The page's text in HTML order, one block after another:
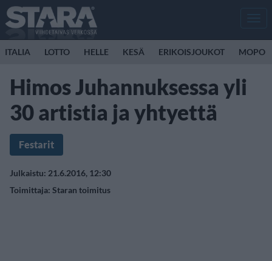
ITALIA LOTTO HELLE KESÄ ERIKOISJOUKOT MOPO
Himos Juhannuksessa yli
30 artistia ja yhtyettä
Festarit
Julkaistu: 21.6.2016, 12:30
Toimittaja: Staran toimitus